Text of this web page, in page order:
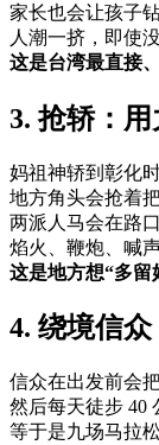
家长也会让孩子
人潮一挤，即使
这是台湾最直接
3. 抢轿：
妈祖神轿到彰化时
地方角头会抢着
两派人马会在路
焰火、鞭炮、喊
这是地方想“多留
4. 绕境信
信众在出发前会
然后每天徒步 40
等于是九场马拉松